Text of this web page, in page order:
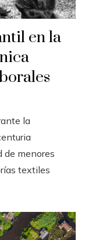
en la
la
de menores
textiles